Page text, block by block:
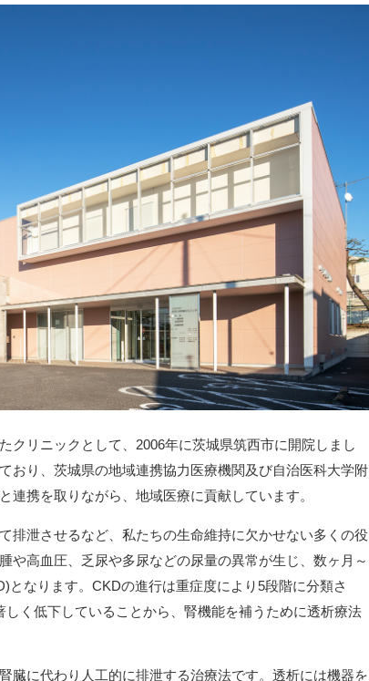
クリニックとして、2006年に茨城県筑西市に開院しまし
おり、茨城県の地域連携協力医療機関及び自治医科大学附
連携を取りながら、地域医療に貢献しています。
排泄させるなど、私たちの生命維持に欠かせない多くの役
や高血圧、乏尿や多尿などの尿量の異常が生じ、数ヶ月～
なります。CKDの進行は重症度により5段階に分類さ
く低下していることから、腎機能を補うために透析療法
臓に代わり人工的に排泄する治療法です。透析には機器を